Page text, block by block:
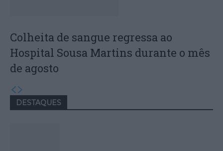
Colheita de sangue regressa ao
Hospital Sousa Martins durante o mês
de agosto
DESTAQUES